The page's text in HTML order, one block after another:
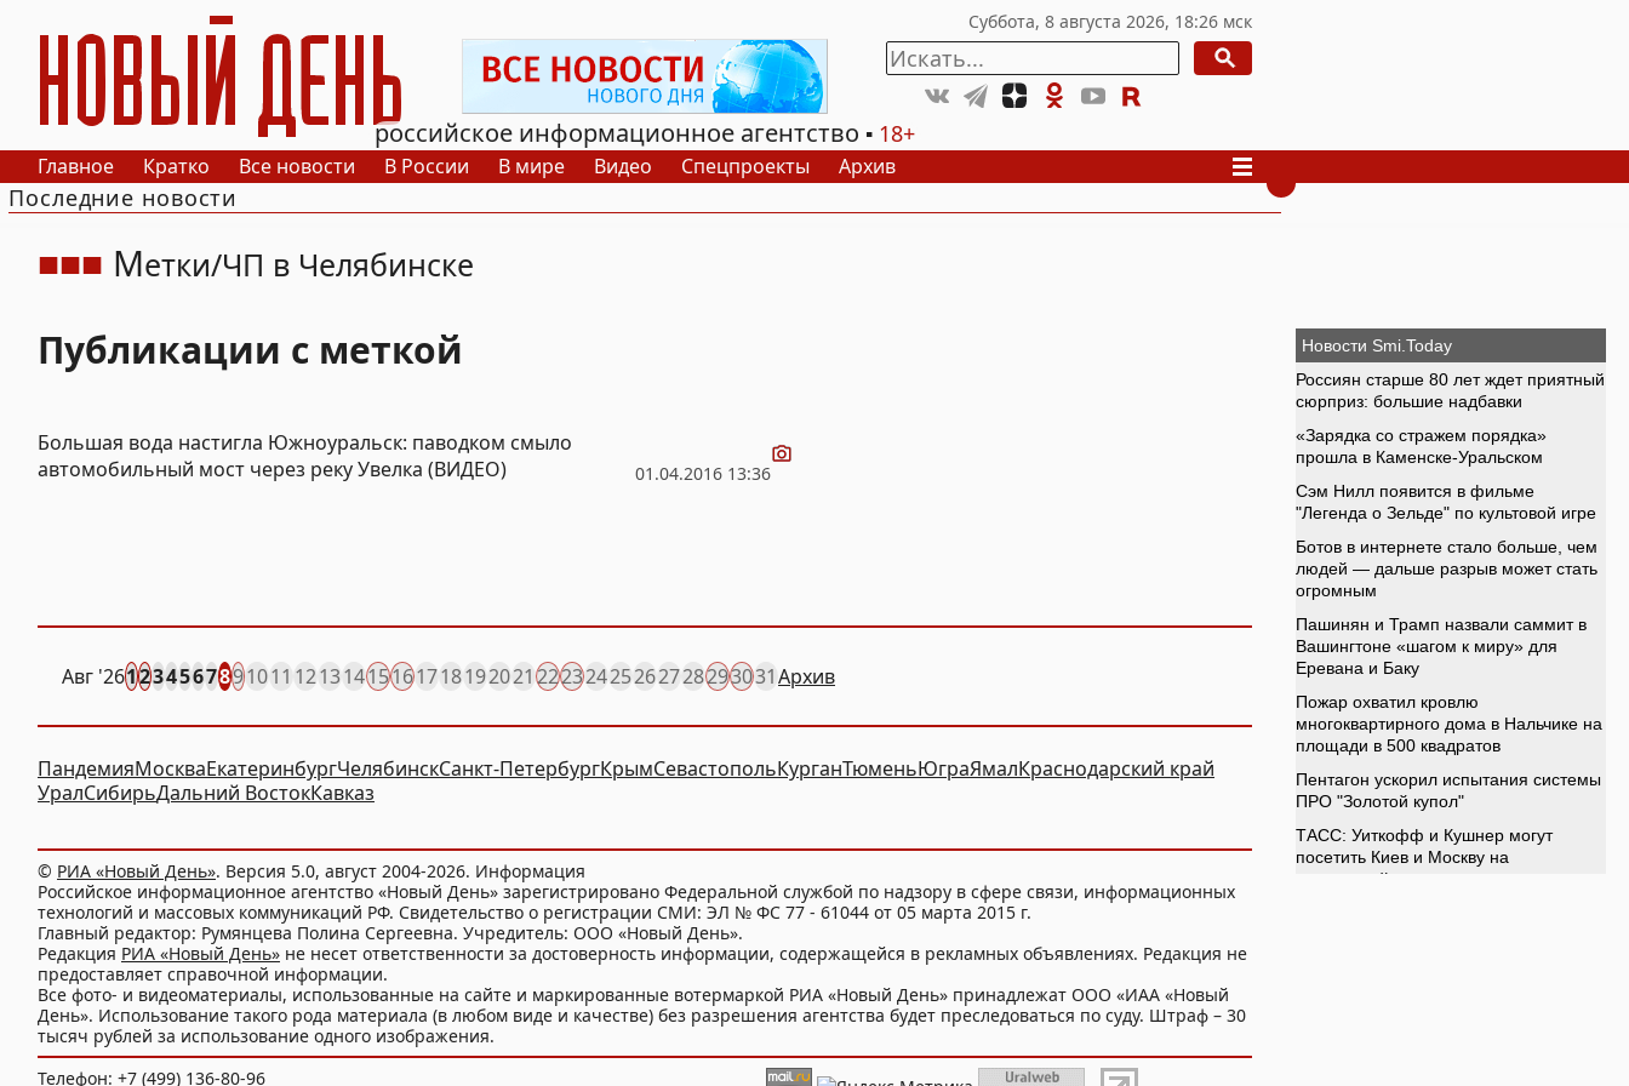
РИА Новый День
российское информационное агентство
18+
Главное Кратко Все новости В России В мире Видео Спецпроекты Архив
Последние новости
Метки ЧП в Челябинске
Публикации с меткой
01.04.2016 13:36
Большая вода настигла Южноуральск: паводком смыло
автомобильный мост через реку Увелка (ВИДЕО)
Авг '261234567891011 12131415161718192021 22232425262728293031Архив
ПандемияМоскваЕкатеринбургЧелябинскСанкт-ПетербургКрымСевастопольКурганТюменьЮграЯмалКраснодарский край
УралСибирьДальний ВостокКавказ
© РИА «Новый День». Версия 5.0, август 2004-2026. Информация
Российское информационное агентство «Новый День» зарегистрировано Федеральной службой по надзору в сфере связи, информационных
технологий и массовых коммуникаций РФ. Свидетельство о регистрации СМИ: ЭЛ № ФС 77 - 61044 от 05 марта 2015 г.
Главный редактор: Румянцева Полина Сергеевна. Учредитель: ООО «Новый День».
Редакция РИА «Новый День» не несет ответственности за достоверность информации, содержащейся в рекламных объявлениях. Редакция не
предоставляет справочной информации.
Все фото- и видеоматериалы, использованные на сайте и маркированные вотермаркой РИА «Новый День» принадлежат ООО «ИАА «Новый
День». Использование такого рода материала (в любом виде и качестве) без разрешения агентства будет преследоваться по суду. Штраф – 30
тысяч рублей за использование одного изображения.
Телефон: +7 (499) 136-80-96